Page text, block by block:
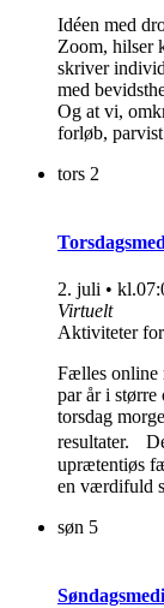
Idéen med
Zoom, hilser
skriver
med
Og at vi,
forløb,
tors 2
2. juli •
Virtuelt
Aktiviteter
Fælles online
par år i større
torsdag
resultater.
uprætentiøs
en værdifuld
søn 5